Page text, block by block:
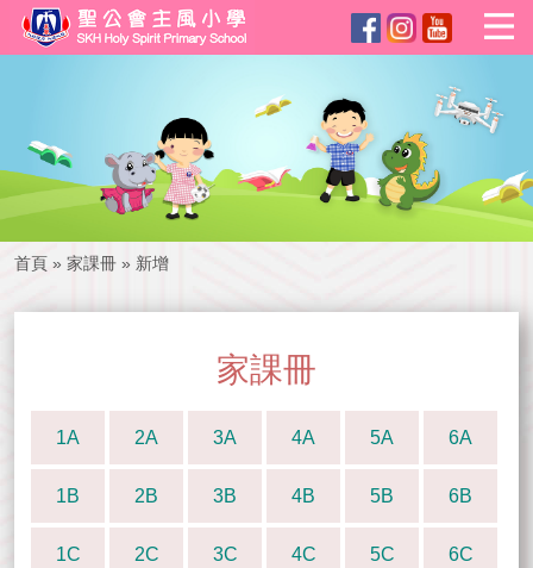
首頁 » 家課冊 » 新增
家課冊
1A 2A 3A 4A 5A 6A
1B 2B 3B 4B 5B 6B
1C 2C 3C 4C 5C 6C